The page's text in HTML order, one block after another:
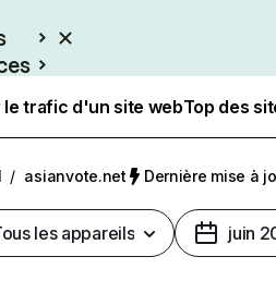
trafic d'un site webTop des
/ asianvote.net Dernière mise à
les appareils juin